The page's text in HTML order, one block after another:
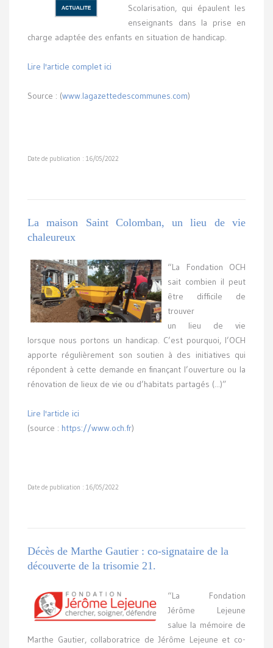
Scolarisation, qui épaulent les
enseignants dans la prise en
charge adaptée des enfants en situation de handicap.
Lire l'article complet ici
Source : (www.lagazettedescommunes.com)
Date de publication : 16/05/2022
La maison Saint Colomban, un lieu de vie
chaleureux
“La Fondation OCH
sait combien il peut
être difficile de
trouver
un lieu de vie
lorsque nous portons un handicap. C’est pourquoi, l’OCH
apporte régulièrement son soutien à des initiatives qui
répondent à cette demande en finançant l’ouverture ou la
rénovation de lieux de vie ou d’habitats partagés (...)”
Lire l'article ici
(source : https://www.och.fr)
Date de publication : 16/05/2022
Décès de Marthe Gautier : co-signataire de la
découverte de la trisomie 21.
“La Fondation
Jérôme Lejeune
salue la mémoire de
Marthe Gautier, collaboratrice de Jérôme Lejeune et co-